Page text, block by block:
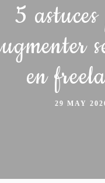
5
en
29 MAY